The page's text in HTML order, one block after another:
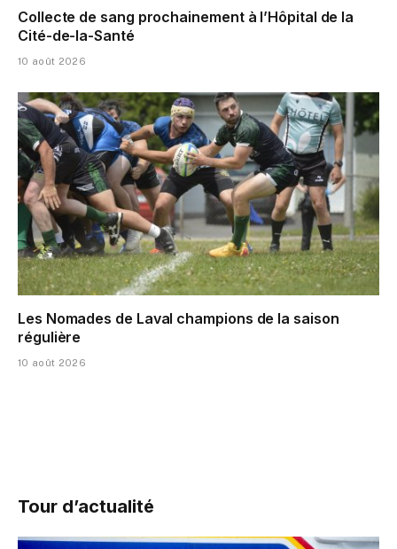
Collecte de sang prochainement à l’Hôpital de la
Cité-de-la-Santé
10 août 2026
Les Nomades de Laval champions de la saison
régulière
10 août 2026
Tour d’actualité